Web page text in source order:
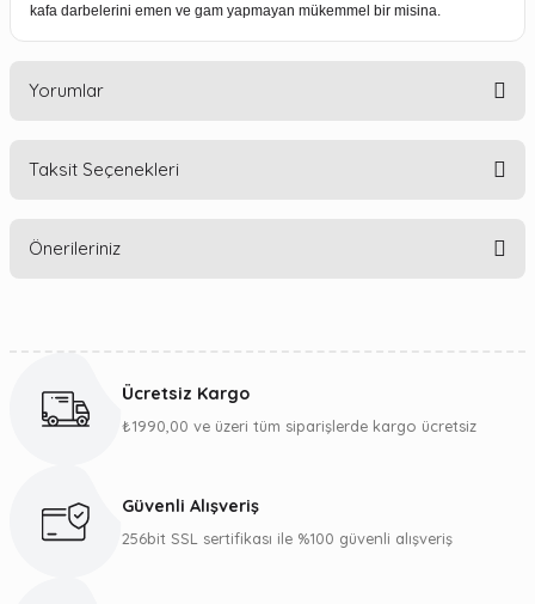
kafa darbelerini emen ve gam yapmayan mükemmel bir misina.
Yorumlar
Taksit Seçenekleri
Önerileriniz
Görüş ve önerileriniz için teşekkür ederiz.
Ürün bilgilerinde hatalar bulunuyor.
Ücretsiz Kargo
₺1990,00 ve üzeri tüm siparişlerde kargo ücretsiz
Güvenli Alışveriş
256bit SSL sertifikası ile %100 güvenli alışveriş